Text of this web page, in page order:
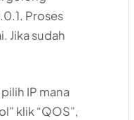
Proses
Jika sudah
IP mana
klik “QOS”,